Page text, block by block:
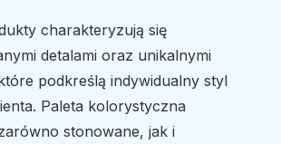
charakteryzują się
detalami oraz unikalnymi
podkreślą indywidualny styl
Paleta kolorystyczna
stonowane, jak i